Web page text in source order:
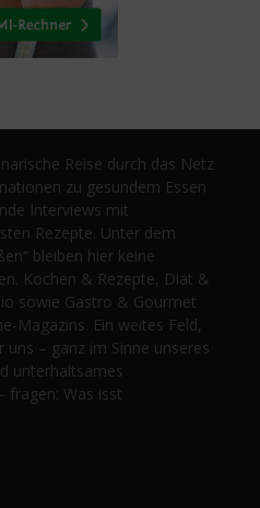
Reise durch das Netz
zu gesundem Essen
Interviews mit
Rezepte. Unter dem
bleiben hier keine
Kochen & Rezepte, Diät &
sowie Gastro & Gourmet
Magazins. Ein weites Feld,
– ganz im Sinne unseres
unterhaltsames
fragen: Was isst